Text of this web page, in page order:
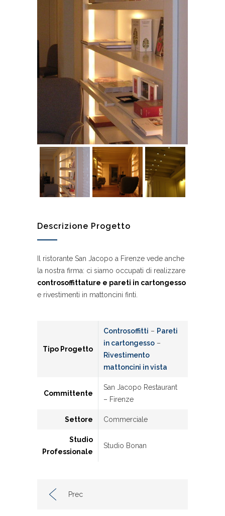
Descrizione Progetto
Il ristorante San Jacopo a Firenze vede anche
la nostra firma: ci siamo occupati di realizzare
controsoffittature e pareti in cartongesso
e rivestimenti in mattoncini finti.
Tipo Progetto
Controsoffitti – Pareti
in cartongesso –
Rivestimento
mattoncini in vista
Committente
San Jacopo Restaurant
– Firenze
Settore Commerciale
Studio
Professionale
Studio Bonan
Prec